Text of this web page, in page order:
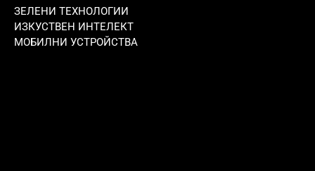
ЗЕЛЕНИ ТЕХНОЛОГИИ
ИЗКУСТВЕН ИНТЕЛЕКТ
МОБИЛНИ УСТРОЙСТВА